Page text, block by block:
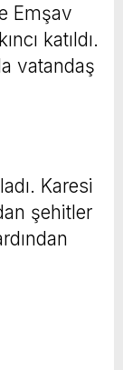
Emşav
katıldı.
vatandaş
Karesi
şehitler